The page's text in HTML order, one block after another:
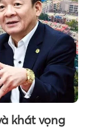
khát vọng